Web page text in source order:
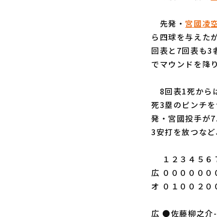
先発・ 宮國凌
ら四球を与えた
回表と7回表も3
でマウンドを降
8回表1死から
死3塁のピンチ
発・宮國投手が
3安打を放つな
１２３４５６
広 ００００００
オ ０１００２０
広 ●佐藤柳之介